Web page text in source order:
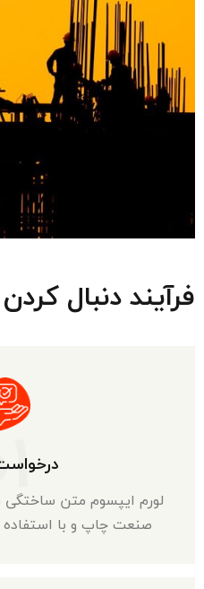
فرآیند دنبال کردن
لورم ایپسوم متن ساختگی
صنعت چاپ و با